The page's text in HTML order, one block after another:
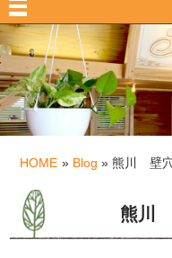
HOME » Blog » 熊川 壁
熊川